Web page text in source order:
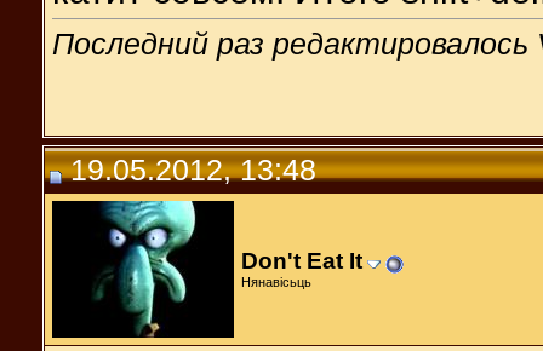
Последний раз
19.05.2012, 13:48
Don't Eat It
Нянавісьць